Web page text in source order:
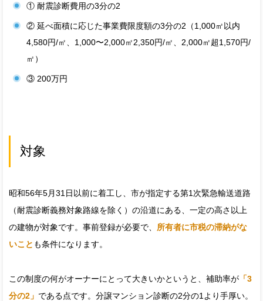
① 耐震診断費用の3分の2
② 延べ面積に応じた事業費限度額の3分の2（1,000㎡以内
4,580円/㎡、1,000〜2,000㎡2,350円/㎡、2,000㎡超1,570円/
㎡）
③ 200万円
対象
昭和56年5月31日以前に着工し、市が指定する第1次緊急輸送道路
（耐震診断義務対象路線を除く）の沿道にある、一定の高さ以上
の建物が対象です。事前登録が必要で、 所有者に市税の滞納がな
いこと も条件になります。
この制度の何がオーナーにとって大きいかというと、補助率が 「3
分の2」 である点です。分譲マンション診断の2分の1より手厚い。